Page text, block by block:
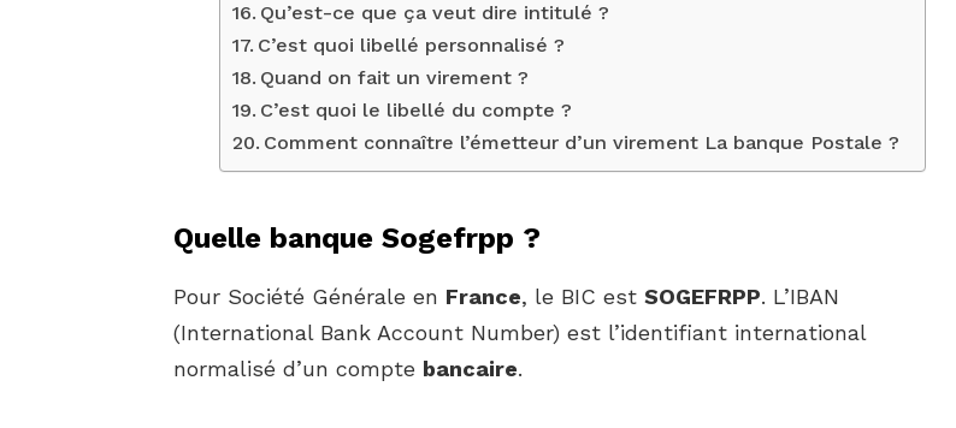
Qu’est-ce que ça veut dire intitulé ?
C’est quoi libellé personnalisé ?
Quand on fait un virement ?
C’est quoi le libellé du compte ?
Comment connaître l’émetteur d’un virement La banque Postale ?
Quelle banque Sogefrpp ?
Pour Société Générale en France, le BIC est SOGEFRPP. L’IBAN
(International Bank Account Number) est l’identifiant international
normalisé d’un compte bancaire.